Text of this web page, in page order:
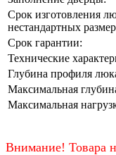
Срок изготовления
нестандартных
Срок гарантии:
Технические
Глубина профиля
Максимальная
Максимальная
Внимание! Товара